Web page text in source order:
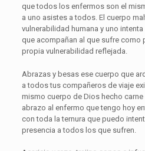
que todos los enfermos son el
a uno asistes a todos. El cuerpo
vulnerabilidad humana y uno
que acompañan al que sufre como
propia vulnerabilidad reflejada.
Abrazas y besas ese cuerpo que
a todos tus compañeros de viaje
mismo cuerpo de Dios hecho carne
abrazo al enfermo que tengo hoy
con toda la ternura que puedo
presencia a todos los que sufren.